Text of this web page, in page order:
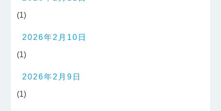
(1)
2026年2月10日
(1)
2026年2月9日
(1)